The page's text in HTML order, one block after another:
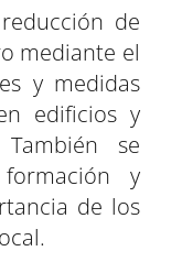
de
mediante el
y medidas
edificios y
se
y
de los